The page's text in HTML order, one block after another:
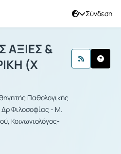
Σύνδεση
ΑΞΙΕΣ &
ΑΞΙΕΣ &
(Χ
Παθολογικής
Δρ Φιλοσοφίας - Μ.
Κοινωνιολόγος-